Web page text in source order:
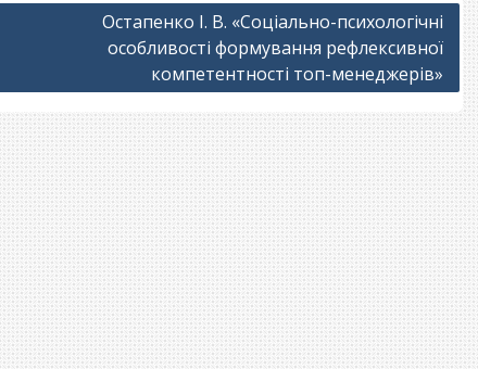
Остапенко І. В. «Соціально-психологічні
особливості формування рефлексивної
компетентності топ-менеджерів»